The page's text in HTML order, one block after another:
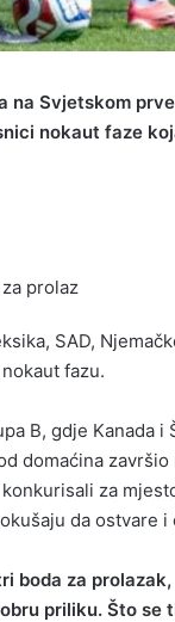
na Svjetskom
nokaut faze
prolaz
SAD,
fazu.
B, gdje Kanada
domaćina
za
da ostvare
boda za
priliku. Što se